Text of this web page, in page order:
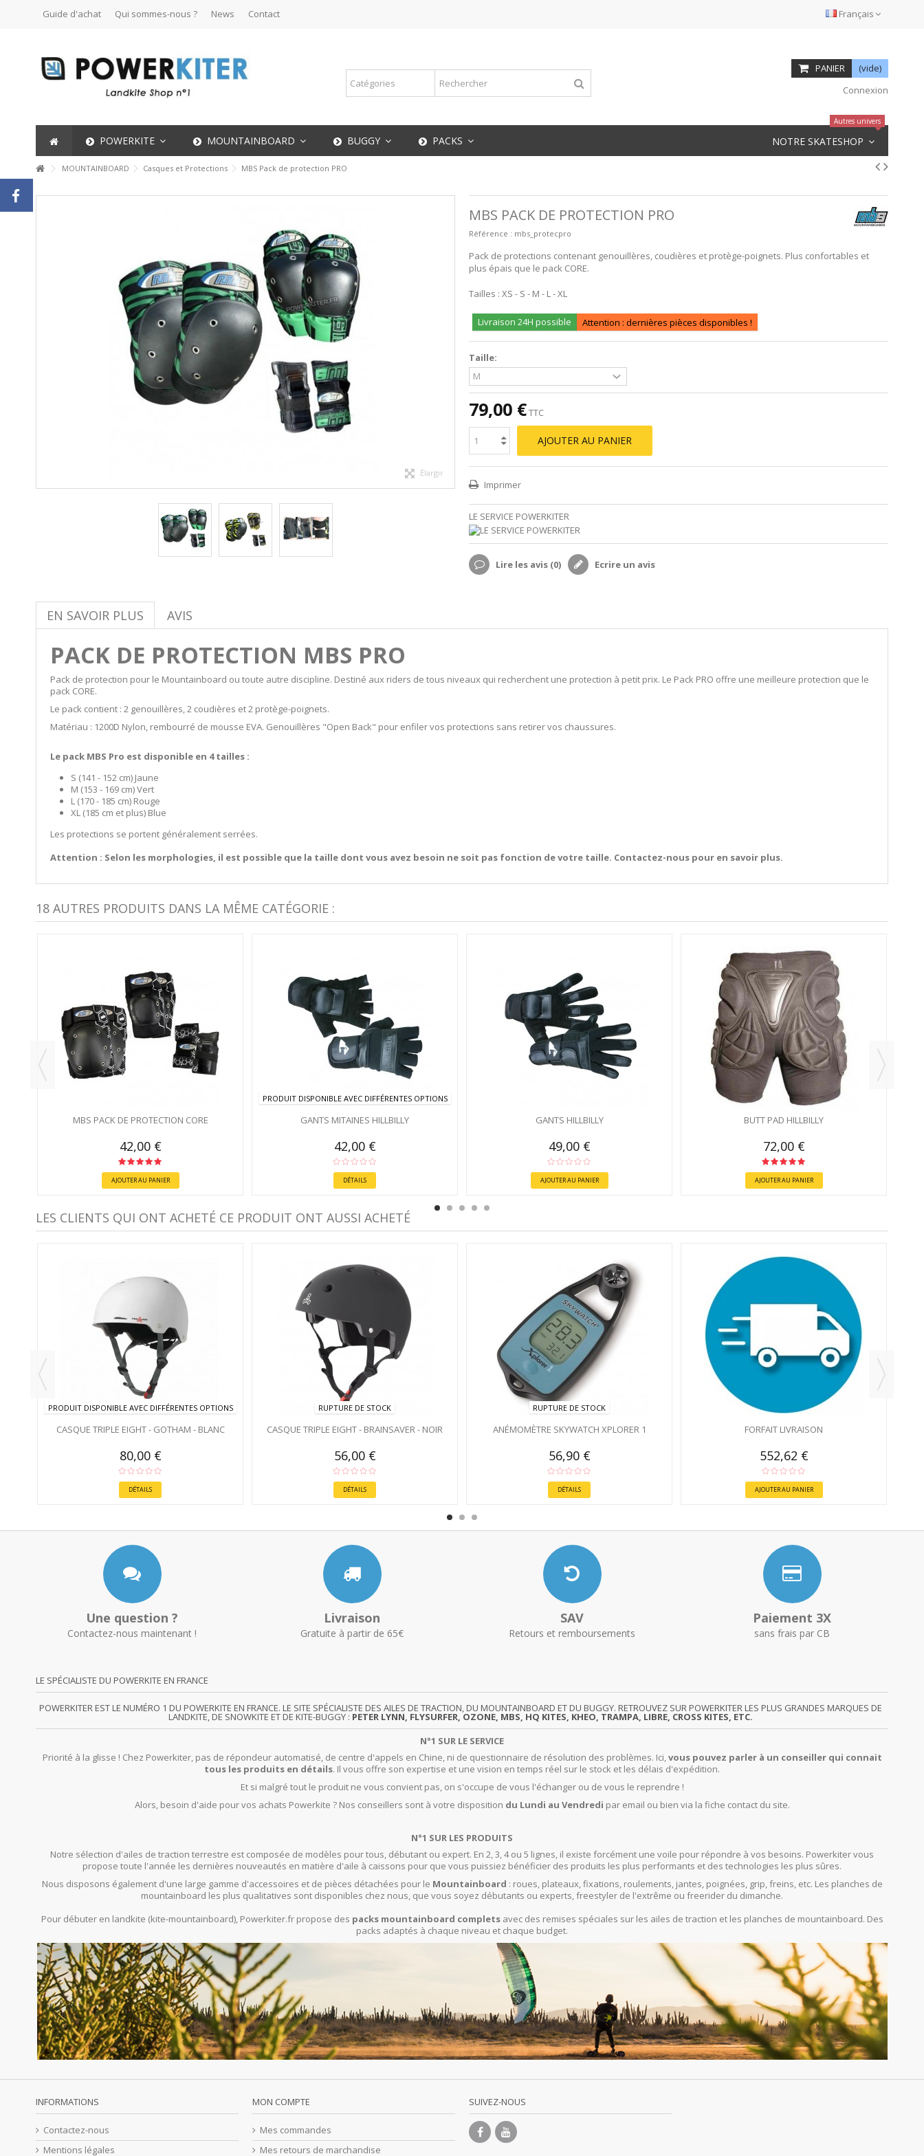
Français
Guide d'achat Qui sommes-nous ? News Contact
PANIER
(vide)
Connexion
POWERKITE MOUNTAINBOARD BUGGY PACKS NOTRE SKATESHOP
Autres univers
MOUNTAINBOARD Casques et Protections MBS Pack de protection PRO
Élargir
MBS PACK DE PROTECTION PRO
Référence : mbs_protecpro
Pack de protections contenant genouillères, coudières et protège-poignets. Plus confortables et
plus épais que le pack CORE.
Tailles : XS - S - M - L - XL
Livraison 24H possible Attention : dernières pièces disponibles !
Taille:
79,00 €TTC
AJOUTER AU PANIER
Imprimer
LE SERVICE POWERKITER
Lire les avis (0) Ecrire un avis
EN SAVOIR PLUS AVIS
PACK DE PROTECTION MBS PRO
Pack de protection pour le Mountainboard ou toute autre discipline. Destiné aux riders de tous niveaux qui recherchent une protection à petit prix. Le Pack PRO offre une meilleure protection que le
pack CORE.
Le pack contient : 2 genouillères, 2 coudières et 2 protège-poignets.
Matériau : 1200D Nylon, rembourré de mousse EVA. Genouillères "Open Back" pour enfiler vos protections sans retirer vos chaussures.
Le pack MBS Pro est disponible en 4 tailles :
S (141 - 152 cm) Jaune
M (153 - 169 cm) Vert
L (170 - 185 cm) Rouge
XL (185 cm et plus) Blue
Les protections se portent généralement serrées.
Attention : Selon les morphologies, il est possible que la taille dont vous avez besoin ne soit pas fonction de votre taille. Contactez-nous pour en savoir plus.
18 AUTRES PRODUITS DANS LA MÊME CATÉGORIE :
MBS PACK DE PROTECTION CORE
42,00 €
AJOUTER AU PANIER
PRODUIT DISPONIBLE AVEC DIFFÉRENTES OPTIONS
GANTS MITAINES HILLBILLY
42,00 €
DÉTAILS
GANTS HILLBILLY
49,00 €
AJOUTER AU PANIER
BUTT PAD HILLBILLY
72,00 €
AJOUTER AU PANIER
LES CLIENTS QUI ONT ACHETÉ CE PRODUIT ONT AUSSI ACHETÉ
PRODUIT DISPONIBLE AVEC DIFFÉRENTES OPTIONS
CASQUE TRIPLE EIGHT - GOTHAM - BLANC
80,00 €
DÉTAILS
RUPTURE DE STOCK
CASQUE TRIPLE EIGHT - BRAINSAVER - NOIR
56,00 €
DÉTAILS
RUPTURE DE STOCK
ANÉMOMÈTRE SKYWATCH XPLORER 1
56,90 €
DÉTAILS
FORFAIT LIVRAISON
552,62 €
AJOUTER AU PANIER
Une question ?
Contactez-nous maintenant !
Livraison
Gratuite à partir de 65€
SAV
Retours et remboursements
Paiement 3X
sans frais par CB
LE SPÉCIALISTE DU POWERKITE EN FRANCE
POWERKITER EST LE NUMÉRO 1 DU POWERKITE EN FRANCE. LE SITE SPÉCIALISTE DES AILES DE TRACTION, DU MOUNTAINBOARD ET DU BUGGY. RETROUVEZ SUR POWERKITER LES PLUS GRANDES MARQUES DE
LANDKITE, DE SNOWKITE ET DE KITE-BUGGY : PETER LYNN, FLYSURFER, OZONE, MBS, HQ KITES, KHEO, TRAMPA, LIBRE, CROSS KITES, ETC.
N°1 SUR LE SERVICE
Priorité à la glisse ! Chez Powerkiter, pas de répondeur automatisé, de centre d'appels en Chine, ni de questionnaire de résolution des problèmes. Ici,vous pouvez parler à un conseiller qui connait
tous les produits en détails. Il vous offre son expertise et une vision en temps réel sur le stock et les délais d'expédition.
Et si malgré tout le produit ne vous convient pas, on s'occupe de vous l'échanger ou de vous le reprendre !
Alors, besoin d'aide pour vos achats Powerkite ? Nos conseillers sont à votre disposition du Lundi au Vendredi par email ou bien via la fiche contact du site.
N°1 SUR LES PRODUITS
Notre sélection d'ailes de traction terrestre est composée de modèles pour tous, débutant ou expert. En 2, 3, 4 ou 5 lignes, il existe forcément une voile pour répondre à vos besoins. Powerkiter vous
propose toute l'année les dernières nouveautés en matière d'aile à caissons pour que vous puissiez bénéficier des produits les plus performants et des technologies les plus sûres.
Nous disposons également d'une large gamme d'accessoires et de pièces détachées pour le Mountainboard : roues, plateaux, fixations, roulements, jantes, poignées, grip, freins, etc. Les planches de
mountainboard les plus qualitatives sont disponibles chez nous, que vous soyez débutants ou experts, freestyler de l'extrême ou freerider du dimanche.
Pour débuter en landkite (kite-mountainboard), Powerkiter.fr propose des packs mountainboard completsavec des remises spéciales sur les ailes de traction et les planches de mountainboard. Des
packs adaptés à chaque niveau et chaque budget.
INFORMATIONS
Contactez-nous
Mentions légales
MON COMPTE
Mes commandes
Mes retours de marchandise
SUIVEZ-NOUS